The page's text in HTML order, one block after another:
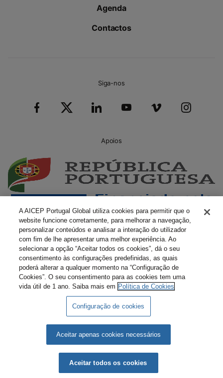
Agenda
Contactos
Siga-nos
Apoios
Livro Amarelo Eletrónico
Política de Privacidade Política de Cookies
A AICEP Portugal Global utiliza cookies para permitir que o
website funcione corretamente, para melhorar a navegação,
personalizar conteúdos e analisar a interação do utilizador
com fim de lhe apresentar uma melhor experiência. Ao
selecionar a opção “Aceitar todos os cookies”, dá o seu
consentimento às configurações predefinidas, as quais
poderá alterar a qualquer momento na “Configuração de
Cookies”. O seu consentimento para as cookies tem uma
vida útil de 1 ano. Saiba mais em Política de Cookies
Configuração de cookies
Aceitar apenas cookies necessários
Aceitar todos os cookies